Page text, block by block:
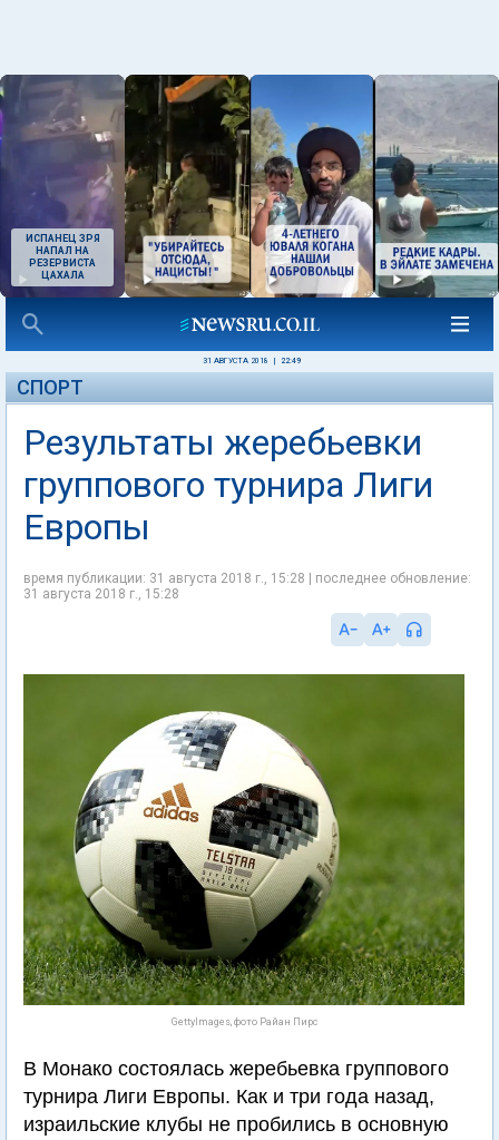
ИСПАНЕЦ ЗРЯ
НАПАЛ НА
РЕЗЕРВИСТА
ЦАХАЛА
31 АВГУСТА 2018 22:49
СПОРТ
Результаты жеребьевки
группового турнира Лиги
Европы
время публикации: 31 августа 2018 г., 15:28 | последнее обновление:
31 августа 2018 г., 15:28
GettyImages, фото Райан Пирс
В Монако состоялась жеребьевка группового
турнира Лиги Европы. Как и три года назад,
израильские клубы не пробились в основную